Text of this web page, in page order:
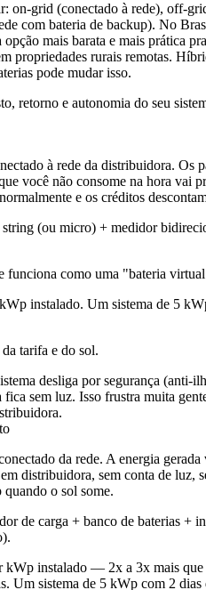
on-grid (conectado à rede), off-
com bateria de backup). No
mais barata e mais prática
propriedades rurais remotas.
pode mudar isso.
retorno e autonomia do seu
à rede da distribuidora. Os
você não consome na hora vai
e os créditos
(ou micro) + medidor
funciona como uma "bateria
instalado. Um sistema de 5
tarifa e do sol.
desliga por segurança (anti-
fica sem luz. Isso frustra muita
da rede. A energia gerada
distribuidora, sem conta de luz,
quando o sol some.
de carga + banco de baterias +
kWp instalado — 2x a 3x mais
Um sistema de 5 kWp com 2 dias